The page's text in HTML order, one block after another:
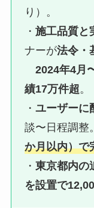
り）。
・施工品質と
ナーが法令・
2024年4月
績17万件超。
・ユーザーに
談〜日程調整
か月以内）で
・東京都内の
を設置で